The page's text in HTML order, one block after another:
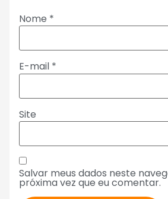
Nome *
E-mail *
Site
Salvar meus dados neste
próxima vez que eu comentar.